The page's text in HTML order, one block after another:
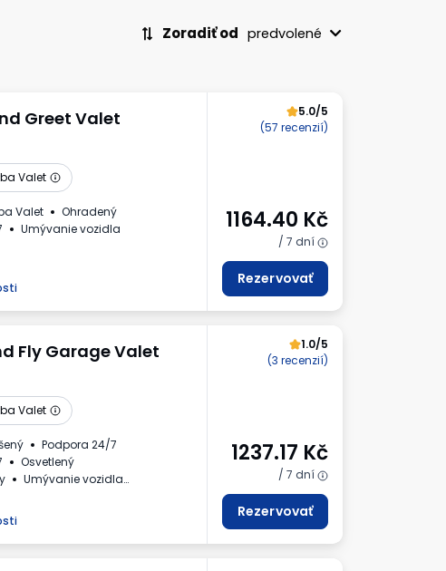
Zoradiť od predvolené
Greet Valet
Valet
Valet
Ohradený
Umývanie vozidla
5.0/5
(57 recenzií)
1164.40 Kč
/ 7 dní
Rezervovať
Fly Garage Valet
Valet
Podpora 24/7
Osvetlený
Umývanie vozidla
1.0/5
(3 recenzií)
1237.17 Kč
/ 7 dní
Rezervovať